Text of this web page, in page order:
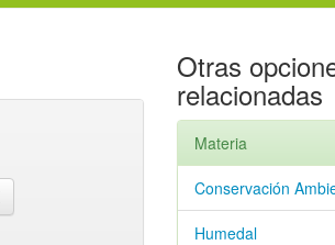
Otras
relacionadas
Materia
Conservación
Humedal